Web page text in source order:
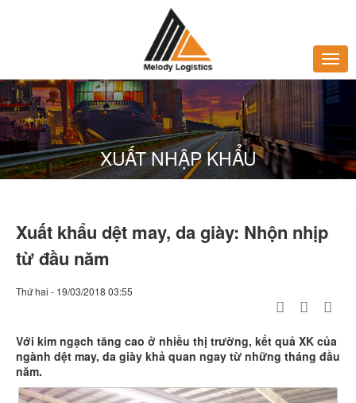
XUẤT NHẬP KHẨU
Xuất khẩu dệt may, da giày: Nhộn nhịp
từ đầu năm
Thứ hai - 19/03/2018 03:55
Với kim ngạch tăng cao ở nhiều thị trường, kết quả XK của
ngành dệt may, da giày khả quan ngay từ những tháng đầu
năm.